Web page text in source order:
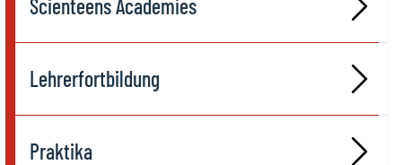
Scienteens Academies
Lehrerfortbildung
Praktika